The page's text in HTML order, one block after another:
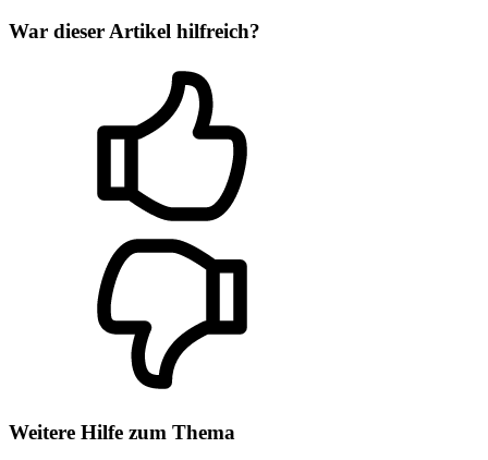
War dieser Artikel hilfreich?
Weitere Hilfe zum Thema